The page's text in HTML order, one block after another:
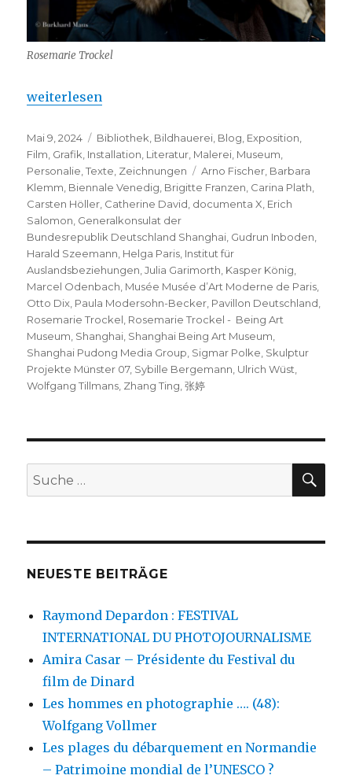
Rosemarie Trockel
„Rosemarie Trockel – Being Art Museum,
weiterlesen
Veröffentlicht
am
Mai 9, 2024 Kategorien
Bibliothek, Bildhauerei, Blog, Exposition,
Film, Grafik, Installation, Literatur, Malerei, Museum,
Personalie,Texte, Zeichnungen Schlagwörter
Arno Fischer, Barbara
Klemm, Biennale Venedig, Brigitte Franzen, Carina Plath,
Carsten Höller, Catherine David, documenta X, Erich
Salomon, Generalkonsulat der
Bundesrepublik Deutschland Shanghai, Gudrun Inboden,
Harald Szeemann, Helga Paris, Institut für
Auslandsbeziehungen,Julia Garimorth, Kasper König,
Marcel Odenbach, Musée Musée d’Art Moderne de Paris,
Otto Dix, Paula Modersohn-Becker, Pavillon Deutschland,
Rosemarie Trockel, Rosemarie Trockel - Being Art
Museum, Shanghai, Shanghai Being Art Museum,
Shanghai Pudong Media Group, Sigmar Polke, Skulptur
Projekte Münster 07, Sybille Bergemann, Ulrich Wüst,
Wolfgang Tillmans, Zhang Ting,张婷
Suche
nach:
NEUESTE BEITRÄGE
Raymond Depardon : FESTIVAL
INTERNATIONAL DU PHOTOJOURNALISME
Amira Casar – Présidente du Festival du
film de Dinard
Les hommes en photographie …. (48):
Wolfgang Vollmer
Les plages du débarquement en Normandie
– Patrimoine mondial de l’UNESCO ?